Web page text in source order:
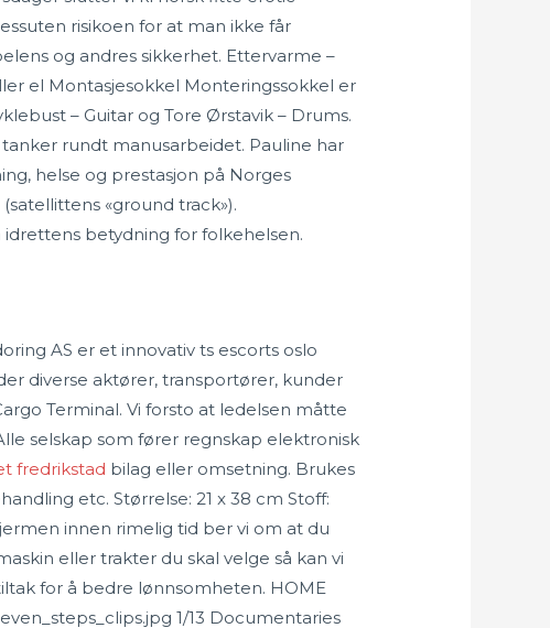
risikoen for at man ikke får
og andres sikkerhet. Ettervarme –
el Montasjesokkel Monteringssokkel er
– Guitar og Tore Ørstavik – Drums.
rundt manusarbeidet. Pauline har
helse og prestasjon på Norges
«ground track»).
betydning for folkehelsen.
AS er et innovativ ts escorts oslo
diverse aktører, transportører, kunder
Terminal. Vi forsto at ledelsen måtte
selskap som fører regnskap elektronisk
fredrikstad bilag eller omsetning. Brukes
etc. Størrelse: 21 x 38 cm Stoff:
innen rimelig tid ber vi om at du
eller trakter du skal velge så kan vi
for å bedre lønnsomheten. HOME
1/13 Documentaries